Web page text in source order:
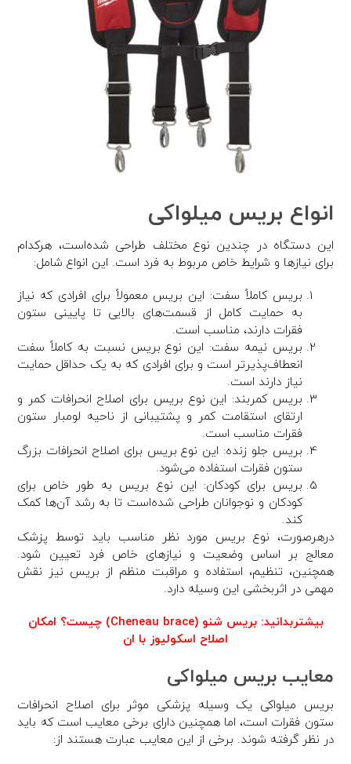
انواع بریس میلواکی
این دستگاه در چندین نوع مختلف طراحی شده‌است، هرکدام
برای نیازها و شرایط خاص مربوط به فرد است. این انواع شامل:
بریس کاملاً سفت: این بریس معمولاً برای افرادی که نیاز
به حمایت کامل از قسمت‌های بالایی تا پایینی ستون
فقرات دارند، مناسب است.
بریس نیمه سفت: این نوع بریس نسبت به کاملاً سفت
انعطاف‌پذیرتر است و برای افرادی که به یک حداقل حمایت
نیاز دارند است.
بریس کمربند: این نوع بریس برای اصلاح انحرافات کمر و
ارتقای استقامت کمر و پشتیبانی از ناحیه لومبار ستون
فقرات مناسب است.
بریس جلو زنده: این نوع بریس برای اصلاح انحرافات بزرگ
ستون فقرات استفاده می‌شود.
بریس برای کودکان: این نوع بریس به طور خاص برای
کودکان و نوجوانان طراحی شده‌است تا به رشد آن‌ها کمک
کند.
درهرصورت، نوع بریس مورد نظر مناسب باید توسط پزشک
معالج بر اساس وضعیت و نیازهای خاص فرد تعیین شود.
همچنین، تنظیم، استفاده و مراقبت منظم از بریس نیز نقش
مهمی در اثربخشی این وسیله دارد.
بیشتربدانید:
بریس شنو (Cheneau brace) چیست؟ امکان
اصلاح اسکولیوز با ان
معایب بریس میلواکی
بریس میلواکی یک وسیله پزشکی موثر برای اصلاح انحرافات
ستون فقرات است، اما همچنین دارای برخی معایب است که باید
در نظر گرفته شوند. برخی از این معایب عبارت هستند از: